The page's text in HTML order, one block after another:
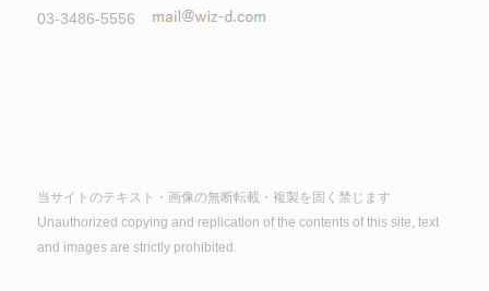
03-3486-5556
当サイトのテキスト・画像の無断転載・複製を固く禁じます
Unauthorized copying and replication of the contents of this site, text
and images are strictly prohibited.